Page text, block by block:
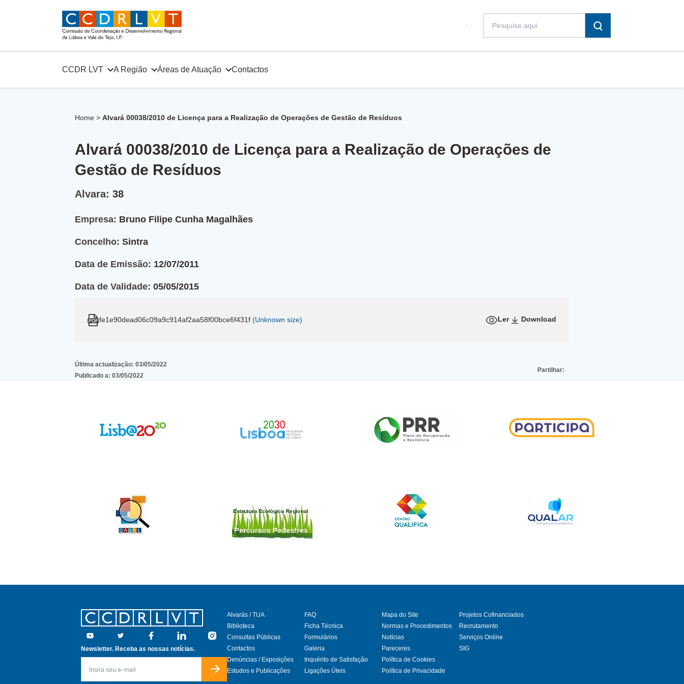
CCDR LVT A Região Áreas de Atuação Contactos
Home > Alvará 00038/2010 de Licença para a Realização de Operações de Gestão de Resíduos
Alvará 00038/2010 de Licença para a Realização de Operações de
Gestão de Resíduos
Alvara: 38
Empresa: Bruno Filipe Cunha Magalhães
Concelho: Sintra
Data de Emissão: 12/07/2011
Data de Validade: 05/05/2015
fe1e90dead06c09a9c914af2aa58f00bce6f431f (Unknown size) Ler Download
Última actualização: 03/05/2022
Publicado a: 03/05/2022
Partilhar:
Footer
Youtube Twitter Facebook Linkedin
Instagram
Newsletter. Receba as nossas notícias.
Alvarás / TUA
Biblioteca
Consultas Públicas
Contactos
Denúncias / Exposições
Estudos e Publicações
FAQ
Ficha Técnica
Formulários
Galeria
Inquérito de Satisfação
Ligações Úteis
Mapa do Site
Normas e Procedimentos
Notícias
Pareceres
Política de Cookies
Política de Privacidade
Projetos Cofinanciados
Recrutamento
Serviços Online
SIG